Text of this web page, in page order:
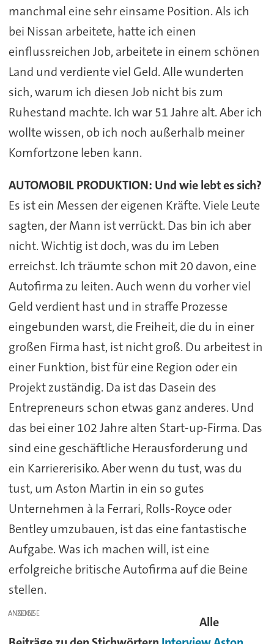
manchmal eine sehr einsame Position. Als ich
bei Nissan arbeitete, hatte ich einen
einflussreichen Job, arbeitete in einem schönen
Land und verdiente viel Geld. Alle wunderten
sich, warum ich diesen Job nicht bis zum
Ruhestand machte. Ich war 51 Jahre alt. Aber ich
wollte wissen, ob ich noch außerhalb meiner
Komfortzone leben kann.
AUTOMOBIL PRODUKTION: Und wie lebt es sich?
Es ist ein Messen der eigenen Kräfte. Viele Leute
sagten, der Mann ist verrückt. Das bin ich aber
nicht. Wichtig ist doch, was du im Leben
erreichst. Ich träumte schon mit 20 davon, eine
Autofirma zu leiten. Auch wenn du vorher viel
Geld verdient hast und in straffe Prozesse
eingebunden warst, die Freiheit, die du in einer
großen Firma hast, ist nicht groß. Du arbeitest in
einer Funktion, bist für eine Region oder ein
Projekt zuständig. Da ist das Dasein des
Entrepreneurs schon etwas ganz anderes. Und
das bei einer 102 Jahre alten Start-up-Firma. Das
sind eine geschäftliche Herausforderung und
ein Karriererisiko. Aber wenn du tust, was du
tust, um Aston Martin in ein so gutes
Unternehmen à la Ferrari, Rolls-Royce oder
Bentley umzubauen, ist das eine fantastische
Aufgabe. Was ich machen will, ist eine
erfolgreiche britische Autofirma auf die Beine
stellen.
ANZEIGE
Alle